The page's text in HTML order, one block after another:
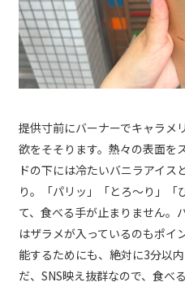
提供寸前にバーナーでキャラメ
欲をそそります。熱々の表面を
ドの下には冷たいバニラアイス
り。「パリッ」「とろ～り」「
て、食べる手が止まりません。
はザラメが入っているのもポイ
能するためにも、絶対に3分以
だ、SNS映え抜群なので、食べ